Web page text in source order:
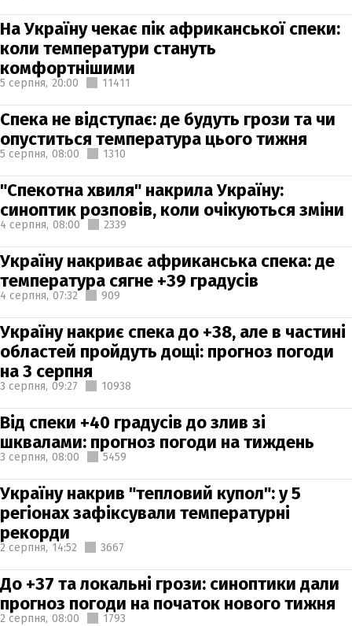
На Україну чекає пік африканської спеки:
коли температури стануть
комфортнішими
5 серпня, 20:00 11411
Спека не відступає: де будуть грози та чи
опуститься температура цього тижня
5 серпня, 08:00 1310
"Спекотна хвиля" накрила Україну:
синоптик розповів, коли очікуються зміни
4 серпня, 08:00 2339
Україну накриває африканська спека: де
температура сягне +39 градусів
4 серпня, 07:32 909
Україну накриє спека до +38, але в частині
областей пройдуть дощі: прогноз погоди
на 3 серпня
3 серпня, 09:27 10938
Від спеки +40 градусів до злив зі
шквалами: прогноз погоди на тиждень
3 серпня, 08:00 5459
Україну накрив "тепловий купол": у 5
регіонах зафіксували температурні
рекорди
2 серпня, 14:52 3667
До +37 та локальні грози: синоптики дали
прогноз погоди на початок нового тижня
2 серпня, 08:00 1793